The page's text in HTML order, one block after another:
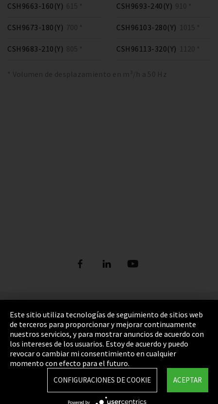
CSH9663-160(Y) 615 *
CSH9673-180(Y) 700 *
CSH9683-210(Y) 805 *
CSH9693-240(Y) 910 *
CSH96103-280(Y) 1015 *
CSH96113-320(Y) 1120 *
* Volumen de desplazamiento en m³/h a 50 Hz
Pie de imprenta
Política de privacidad
Cookie Settings
Términos y Condiciones
Mapa del sitio
Integrity Line
Este sitio utiliza tecnologías de seguimiento de sitios web
de terceros para proporcionar y mejorar continuamente
nuestros servicios, y para mostrar anuncios de acuerdo con
los intereses de los usuarios. Estoy de acuerdo y puedo
revocar o cambiar mi consentimiento en cualquier
momento con efecto para el futuro.
ACEPTAR
CONFIGURACIONES DE COOKIE
Powered by